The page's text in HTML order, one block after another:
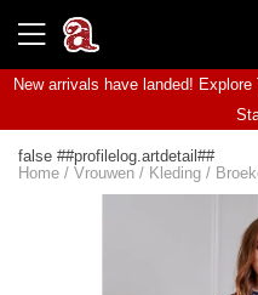
New arrivals have landed! Explore
false ##profilelog.artdetail##
Home / Vrouwen / Kleding /